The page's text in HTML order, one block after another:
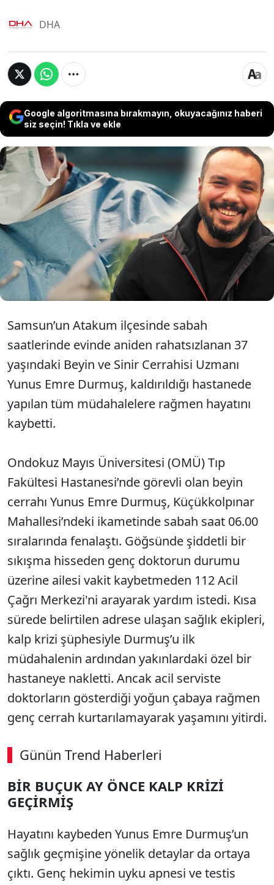
DHA
Google algoritmasına bırakmayın, okuyacağınız haberi
siz seçin! Tıkla ve ekle
Samsun'da evinde aniden rahatsızlanan 37
yaşındaki Beyin ve Sinir Cerrahisi Uzmanı
Yunus Emre Durmuş hayatını kaybetti.
Durmuş'un testis kanseriyle mücadele ettiği
be bir buçuk ay önce kalp krizi geçirdiği
öğrenildi.
Samsun’un Atakum ilçesinde sabah
saatlerinde evinde aniden rahatsızlanan 37
yaşındaki Beyin ve Sinir Cerrahisi Uzmanı
Yunus Emre Durmuş, kaldırıldığı hastanede
yapılan tüm müdahalelere rağmen hayatını
kaybetti.
Ondokuz Mayıs Üniversitesi (OMÜ) Tıp
Fakültesi Hastanesi’nde görevli olan beyin
cerrahı Yunus Emre Durmuş, Küçükkolpınar
Mahallesi’ndeki ikametinde sabah saat 06.00
sıralarında fenalaştı. Göğsünde şiddetli bir
sıkışma hisseden genç doktorun durumu
üzerine ailesi vakit kaybetmeden 112 Acil
Çağrı Merkezi'ni arayarak yardım istedi. Kısa
sürede belirtilen adrese ulaşan sağlık ekipleri,
kalp krizi şüphesiyle Durmuş’u ilk
müdahalenin ardından yakınlardaki özel bir
hastaneye nakletti. Ancak acil serviste
doktorların gösterdiği yoğun çabaya rağmen
genç cerrah kurtarılamayarak yaşamını yitirdi.
Günün Trend Haberleri
BİR BUÇUK AY ÖNCE KALP KRİZİ
GEÇİRMİŞ
Hayatını kaybeden Yunus Emre Durmuş’un
sağlık geçmişine yönelik detaylar da ortaya
çıktı. Genç hekimin uyku apnesi ve testis